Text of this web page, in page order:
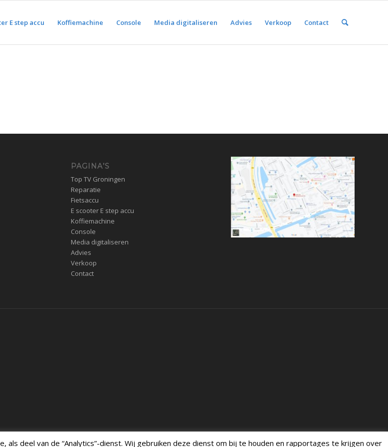
E step accu Koffiemachine Console Media digitaliseren Advies Verkoop Contact
PAGINA’S
Top TV Groningen
Reparatie
Fietsaccu
E scooter E step accu
Koffiemachine
Console
Media digitaliseren
Advies
Verkoop
Contact
deel van de “Analytics”-dienst. Wij gebruiken deze dienst om bij te houden en rapportages te krijgen over